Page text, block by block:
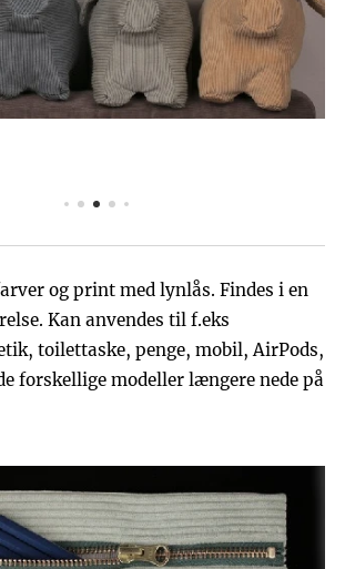
og print med lynlås. Findes i en
Kan anvendes til f.eks
toilettaske, penge, mobil, AirPods,
forskellige modeller længere nede på